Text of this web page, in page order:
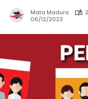
Mata Madura
06/12/2023